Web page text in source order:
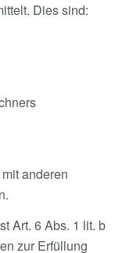
Dies sind:
anderen
Art. 6 Abs. 1 lit. b
zur Erfüllung